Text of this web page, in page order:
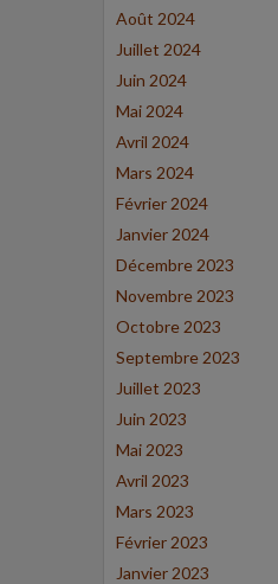
Août 2024
Juillet 2024
Juin 2024
Mai 2024
Avril 2024
Mars 2024
Février 2024
Janvier 2024
Décembre 2023
Novembre 2023
Octobre 2023
Septembre 2023
Juillet 2023
Juin 2023
Mai 2023
Avril 2023
Mars 2023
Février 2023
Janvier 2023